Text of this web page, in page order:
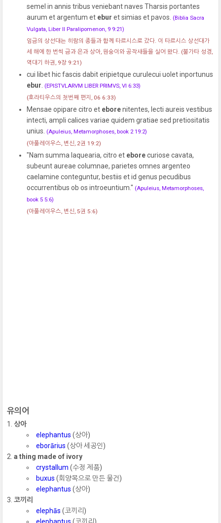
semel in annis tribus veniebant naves Tharsis portantes
aurum et argentum et ebur et simias et pavos. (Biblia Sacra
Vulgata, Liber II Paralipomenon, 9 9:21)
임금의 상선대는 히람의 종들과 함께 타르시스로 갔다. 이 타르시스 상선대가
세 해에 한 번씩 금과 은과 상아, 원숭이와 공작새들을 실어 왔다. (불가타 성경,
역대기 하권, 9장 9:21)
cui libet hic fascis dabit eripietque curulecui uolet inportunus
ebur (EPISTVLARVM LIBER PRIMVS, VI 6:33)
(호라티우스의 첫번째 편지, 06 6:33)
Mensae opipare citro et eborenitentes, lecti aureis vestibus
intecti, ampli calices variae quidem gratiae sed pretiositatis
unius. (Apuleius, Metamorphoses, book 2 19:2)
(아풀레이우스, 변신, 2권 19:2)
"Nam summa laquearia, citro et eborecuriose cavata,
subeunt aureae columnae, parietes omnes argenteo
caelamine conteguntur, bestiis et id genus pecudibus
occurrentibus ob os introeuntium." (Apuleius, Metamorphoses,
book 5 5:6)
(아풀레이우스, 변신, 5권 5:6)
유의어
상아
elephantus (상아)
eborārius (상아 세공인)
a thing made of ivory
crystallum (수정 제품)
buxus (회양목으로 만든 물건)
elephantus (상아)
코끼리
elephās (코끼리)
elephantus (코끼리)